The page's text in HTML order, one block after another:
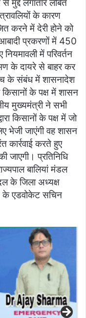
मुद्दे लगातार लंबित
के कारण
करने में देरी होने को
प्रकरणों में 450
में परिवर्तन
के दायरे से बाहर कर
के संबंध में शासनादेश
के पक्ष में शासन
मुख्यमंत्री ने सभी
किसानों के पक्ष में जो
भेजी जाएंगी वह शासन
कार्रवाई करते हुए
जाएगी। प्रतिनिधि
बालियां मंडल
के जिला अध्यक्ष
के एडवोकेट सचिन